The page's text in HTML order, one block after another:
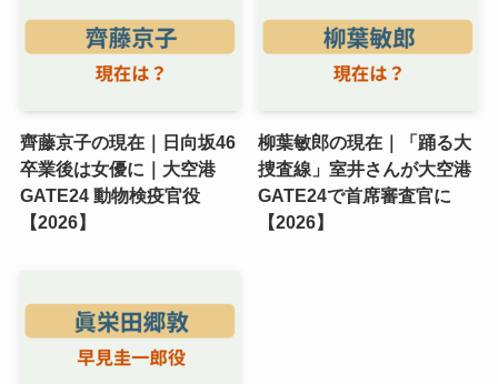
齊藤京子の現在｜日向坂46
卒業後は女優に｜大空港
GATE24 動物検疫官役
【2026】
柳葉敏郎の現在｜「踊る大
捜査線」室井さんが大空港
GATE24で首席審査官に
【2026】